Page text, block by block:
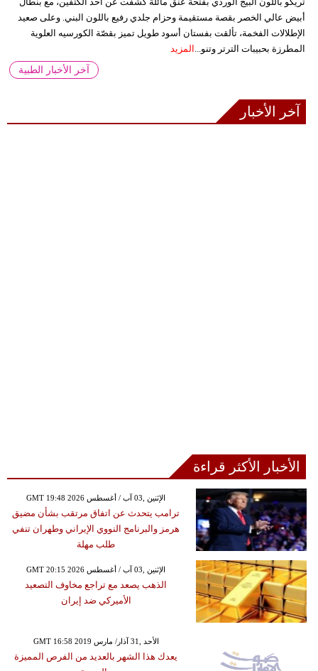
أبيض عالي الخصر بقصة مستقيمة وحزام جلدي رفيع باللون البني. وعلى صعيد
الإطلالات الفخمة، تألقت بفستان أسود طويل تميز بقصّة الكورسيه العلوية
المطرزة بحبيبات الترتر وتنو... المزيد
آخر الأخبار الطبية
آخر الأخبار
الأخبار الأكثر قراءة
GMT 19:48 2026 الإثنين ,03 آب / أغسطس
ترامب يتحدث عن اتفاق مرتقب بشأن مضيق
هرمز والبرنامج النووي الإيراني وطهران تنفي
طلب مهلة
GMT 20:15 2026 الإثنين ,03 آب / أغسطس
الذهب يصعد مع تراجع مخاوف التصعيد
الأميركي ضد إيران
GMT 16:58 2019 الأحد ,31 آذار/ مارس
يعدك هذا الشهر بالعديد من الفرص المميزة